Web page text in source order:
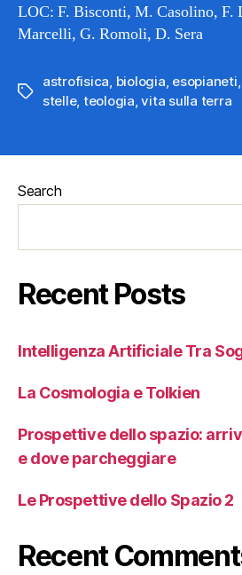
LOC: F. Bisconti, M. Casolino, F.
Marcelli, G. Romoli, D. Sera
Tags
astrofisica, biologia, esopianeti
stelle, teologia,vita sulla terra
Search
Recent Posts
Intelligenza Artificiale Tra
La Cosmologia e Tolkien
Prospettive dello spazio:
e dove parcheggiare
Le Prospettive dello Spazio 2
Recent